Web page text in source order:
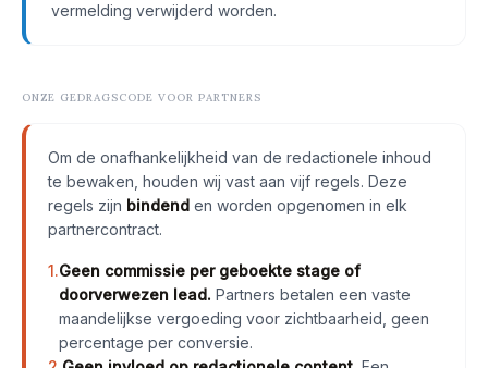
vermelding verwijderd worden.
ONZE GEDRAGSCODE VOOR PARTNERS
Om de onafhankelijkheid van de redactionele inhoud
te bewaken, houden wij vast aan vijf regels. Deze
regels zijn bindend en worden opgenomen in elk
partnercontract.
1.Geen commissie per geboekte stage of
doorverwezen lead. Partners betalen een vaste
maandelijkse vergoeding voor zichtbaarheid, geen
percentage per conversie.